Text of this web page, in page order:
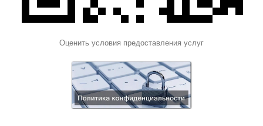
Оценить условия предоставления услуг